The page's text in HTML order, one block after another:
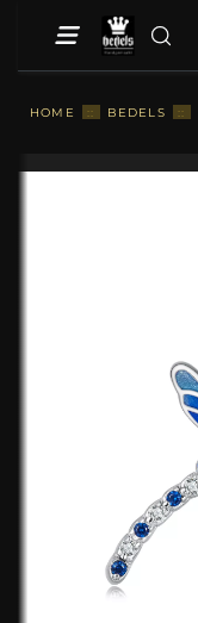
HOME :: BEDELS ::